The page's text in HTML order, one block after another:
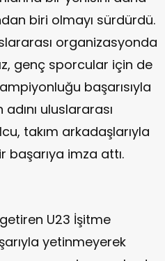
biri olmayı sürdürdü.
organizasyonda
genç sporcular için de
başarısıyla
uluslararası
takım arkadaşlarıyla
imza attı.
U23 İşitme
yetinmeyerek